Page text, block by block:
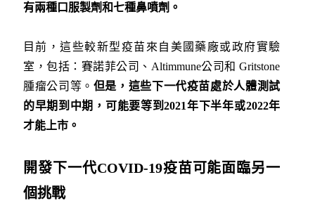
有兩種口服製劑和七種鼻噴劑。
目前，這些較新型疫苗來自美國藥廠或政府實驗
室，包括：賽諾菲公司、Altimmune公司和 Gritstone
腫瘤公司等。 但是，這些下一代疫苗處於人體測試
的早期到中期，可能要等到2021年下半年或2022年
才能上市。
開發下一代COVID-19疫苗可能面臨另一
個挑戰